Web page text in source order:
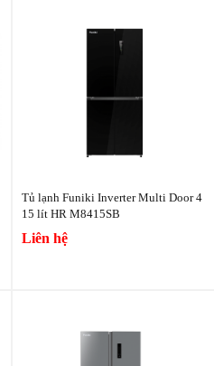
Tủ lạnh Funiki Inverter Multi Door 4
15 lít HR M8415SB
Liên hệ